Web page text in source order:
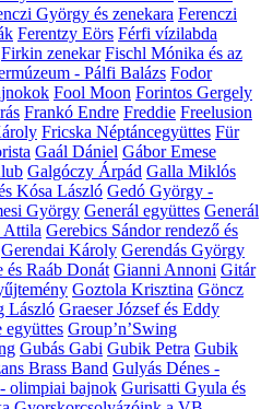
György és zenekara Ferenczi
Ferentzy Eörs Férfi vízilabda
Firkin zenekar Fischl Mónika és az
- Pálfi Balázs Fodor
Fool Moon Forintos Gergely
Frankó Endre Freddie Freelusion
Fricska Néptáncegyüttes Für
Gaál Dániel Gábor Emese
Galgóczy Árpád Galla Miklós
Kósa László Gedó György -
György Generál együttes Generál
Attila Gerebics Sándor rendező és
Gerendai Károly Gerendás György
Raáb Donát Gianni Annoni Gitár
Goztola Krisztina Göncz
László Graeser József és Eddy
együttes Group’n’Swing
Gubás Gabi Gubik Petra Gubik
Brass Band Gulyás Dénes -
olimpiai bajnok Gurisatti Gyula és